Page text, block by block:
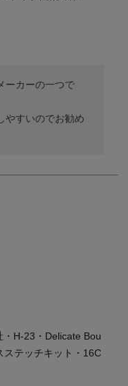
ーカーの一つで
やすいのでお勧め
・H-23・Delicate Bou
ステッチキット・16C